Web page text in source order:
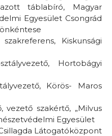
táblabíró, Magyar
Egyesület Csongrád
Kiskunsági
Hortobágyi
Körös- Maros
szakértő, „Milvus
Egyesület
Látogatóközpont